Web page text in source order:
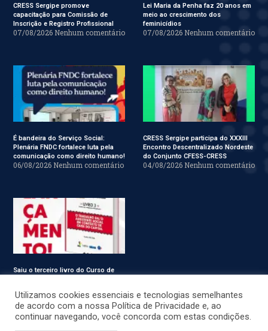
CRESS Sergipe promove
capacitação para Comissão de
Inscrição e Registro Profissional
07/08/2026 Nenhum comentário
Lei Maria da Penha faz 20 anos em
meio ao crescimento dos
feminicídios
07/08/2026 Nenhum comentário
É bandeira do Serviço Social:
Plenária FNDC fortalece luta pela
comunicação como direito humano!
06/08/2026 Nenhum comentário
CRESS Sergipe participa do XXXIII
Encontro Descentralizado Nordeste
do Conjunto CFESS-CRESS
04/08/2026 Nenhum comentário
Saiu o terceiro livro do Curso de
© CRESS-SE 2022. Todos os Direitos Reservados.
Utilizamos cookies essenciais e tecnologias semelhantes
de acordo com a nossa Política de Privacidade e, ao
continuar navegando, você concorda com estas condições.